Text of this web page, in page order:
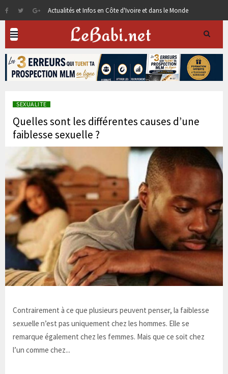
Actualités et Infos en Côte d'Ivoire et dans le Monde
SEXUALITE
Quelles sont les différentes causes d’une
faiblesse sexuelle ?
Contrairement à ce que plusieurs peuvent penser, la faiblesse
sexuelle n’est pas uniquement chez les hommes. Elle se
remarque également chez les femmes. Mais que ce soit chez
l’un comme chez...